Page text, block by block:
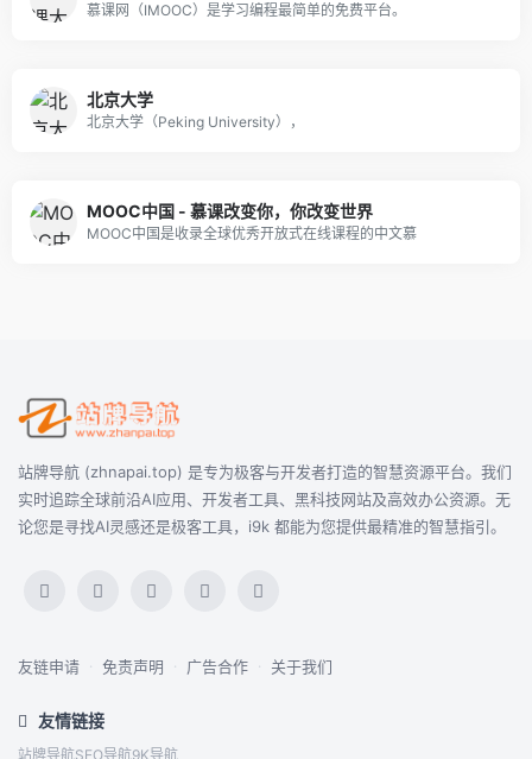
慕课网（IMOOC）是学习编程最简单的免费平台。
北京大学
北京大学（Peking University），
MOOC中国 - 慕课改变你，你改变世界
MOOC中国是收录全球优秀开放式在线课程的中文慕
站牌导航 (zhnapai.top) 是专为极客与开发者打造的智慧资源平台。我们
实时追踪全球前沿AI应用、开发者工具、黑科技网站及高效办公资源。无
论您是寻找AI灵感还是极客工具，i9k 都能为您提供最精准的智慧指引。
友链申请 · 免责声明 · 广告合作 · 关于我们
友情链接
站牌导航SEO导航9K导航